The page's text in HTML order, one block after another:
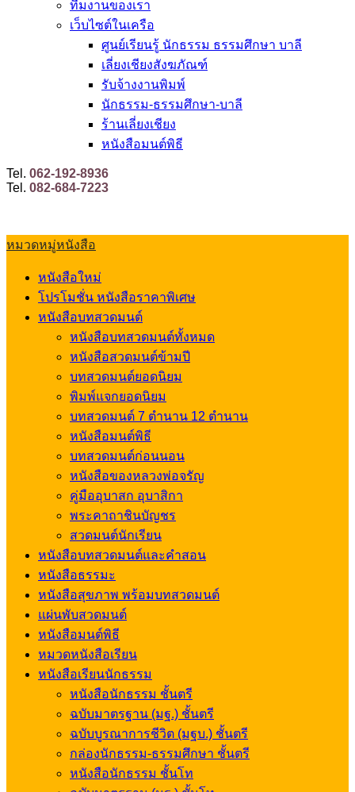
ทีมงานของเรา
เว็บไซต์ในเครือ
ศูนย์เรียนรู้ นักธรรม ธรรมศึกษา บาลี
เลี่ยงเชียงสังฆภัณฑ์
รับจ้างงานพิมพ์
นักธรรม-ธรรมศึกษา-บาลี
ร้านเลี่ยงเชียง
หนังสือมนต์พิธี
Tel. 062-192-8936
Tel. 082-684-7223
หมวดหมู่หนังสือ
หนังสือใหม่
โปรโมชั่น หนังสือราคาพิเศษ
หนังสือบทสวดมนต์
หนังสือบทสวดมนต์ทั้งหมด
หนังสือสวดมนต์ข้ามปี
บทสวดมนต์ยอดนิยม
พิมพ์แจกยอดนิยม
บทสวดมนต์ 7 ตำนาน 12 ตำนาน
หนังสือมนต์พิธี
บทสวดมนต์ก่อนนอน
หนังสือของหลวงพ่อจรัญ
คู่มืออุบาสก อุบาสิกา
พระคาถาชินบัญชร
สวดมนต์นักเรียน
หนังสือบทสวดมนต์และคำสอน
หนังสือธรรมะ
หนังสือสุขภาพ พร้อมบทสวดมนต์
แผ่นพับสวดมนต์
หนังสือมนต์พิธี
หมวดหนังสือเรียน
หนังสือเรียนนักธรรม
หนังสือนักธรรม ชั้นตรี
ฉบับมาตรฐาน (มฐ.) ชั้นตรี
ฉบับบูรณาการชีวิต (มฐบ.) ชั้นตรี
กล่องนักธรรม-ธรรมศึกษา ชั้นตรี
หนังสือนักธรรม ชั้นโท